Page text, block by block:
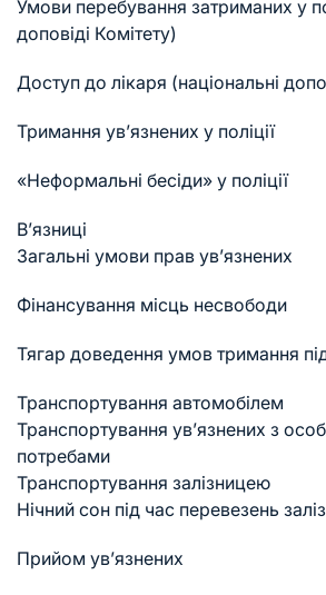
Умови перебування затриманих у
доповіді Комітету)
Доступ до лікаря (національні
Тримання ув’язнених у поліції
«Неформальні бесіди» у поліції
В’язниці
Загальні умови прав ув’язнених
Фінансування місць несвободи
Тягар доведення умов тримання
Транспортування автомобілем
Транспортування ув’язнених з
потребами
Транспортування залізницею
Нічний сон під час перевезень
Прийом ув’язнених